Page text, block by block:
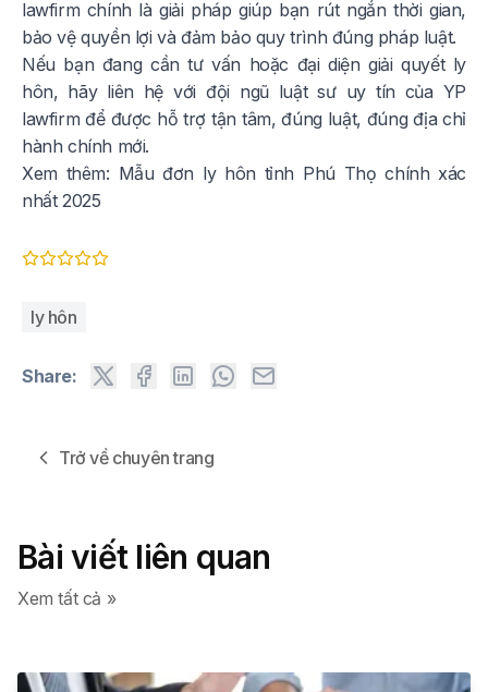
lawfirm chính là giải pháp giúp bạn rút ngắn thời gian,
bảo vệ quyền lợi và đảm bảo quy trình đúng pháp luật.
Nếu bạn đang cần tư vấn hoặc đại diện giải quyết ly
hôn, hãy liên hệ với đội ngũ luật sư uy tín của YP
lawfirm để được hỗ trợ tận tâm, đúng luật, đúng địa chỉ
hành chính mới.
Xem thêm: Mẫu đơn ly hôn tỉnh Phú Thọ chính xác
nhất 2025
ly hôn
Share:
Trở về chuyên trang
Bài viết liên quan
Xem tất cả »